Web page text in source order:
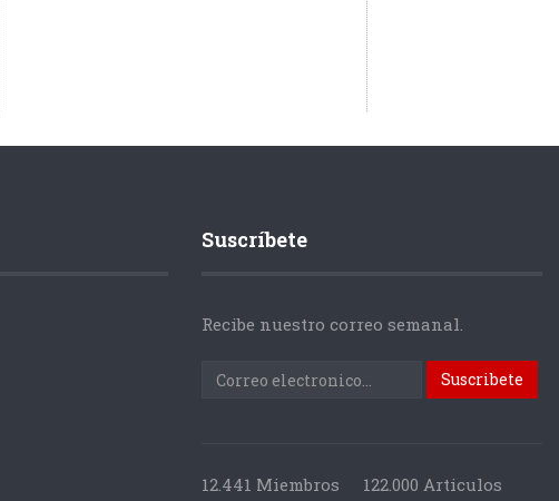
Suscríbete
Recibe nuestro correo semanal.
12.441 Miembros 122.000 Articulos